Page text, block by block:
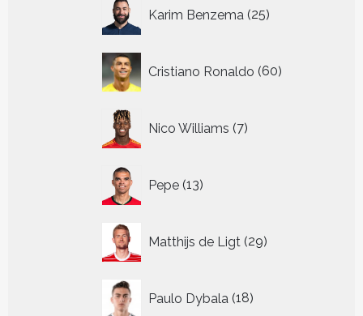
Karim Benzema 25
producten
Cristiano Ronaldo 60
producten
Nico Williams 7
producten
Pepe 13
producten
Matthijs de Ligt 29
producten
Paulo Dybala 18
producten